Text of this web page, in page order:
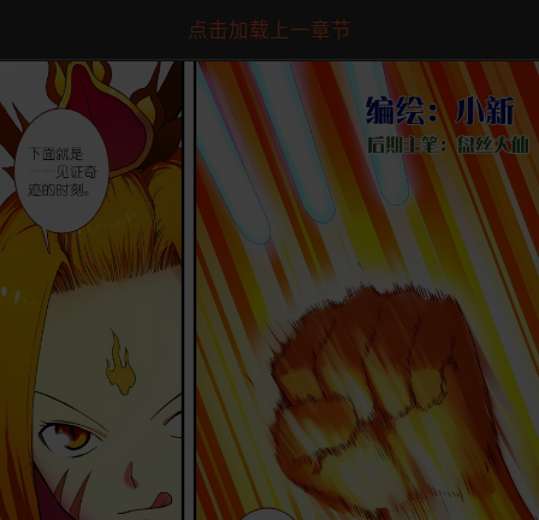
点击加载上一章节